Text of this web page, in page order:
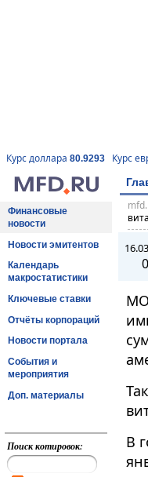
Курс доллара 80.9293 Курс
Финансовые
новости
Новости эмитентов
Календарь
макростатистики
Ключевые ставки
Отчёты корпораций
Новости портала
События и
мероприятия
Доп. материалы
Поиск котировок:
В